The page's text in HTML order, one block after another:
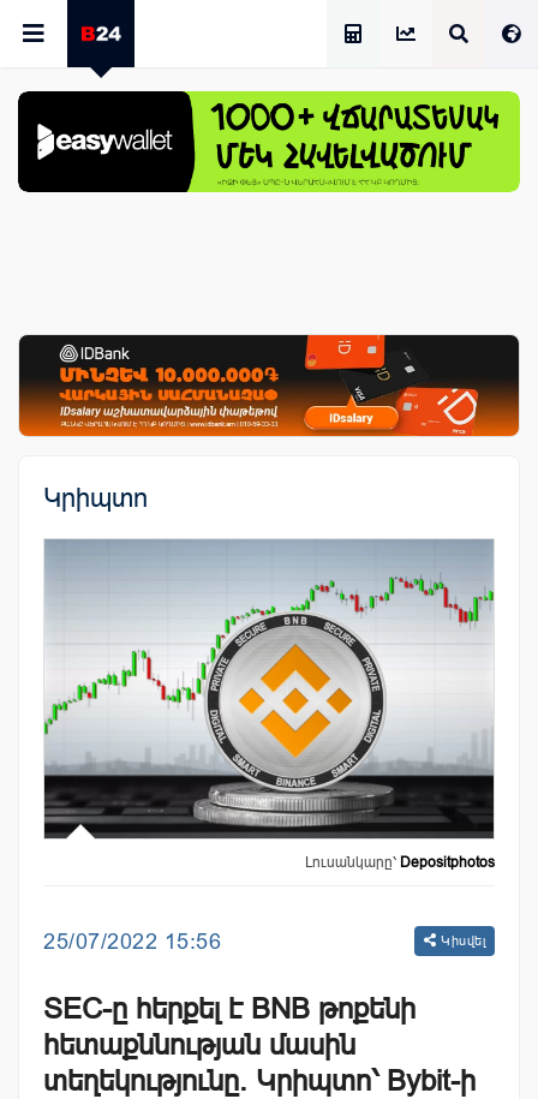
Կրիպտո
Լուսանկարը՝ Depositphotos
25/07/2022 15:56 Կիսվել
SEC-ը հերքել է BNB թոքենի
հետաքննության մասին
տեղեկությունը. Կրիպտո՝ Bybit-ի